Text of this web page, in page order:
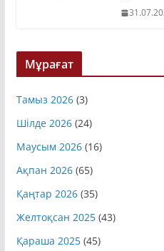
Мұрағат
Тамыз 2026(3)
Шілде 2026(24)
Маусым 2026(16)
Ақпан 2026(65)
Қаңтар 2026(35)
Желтоқсан 2025(43)
Қараша 2025(45)